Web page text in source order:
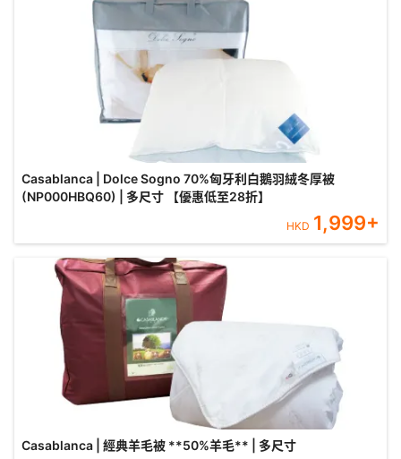
Casablanca | Dolce Sogno 70%匈牙利白鵝羽絨冬厚被
(NP000HBQ60) | 多尺寸 【優惠低至28折】
HKD 1,999+
Casablanca | 經典羊毛被 **50%羊毛** | 多尺寸